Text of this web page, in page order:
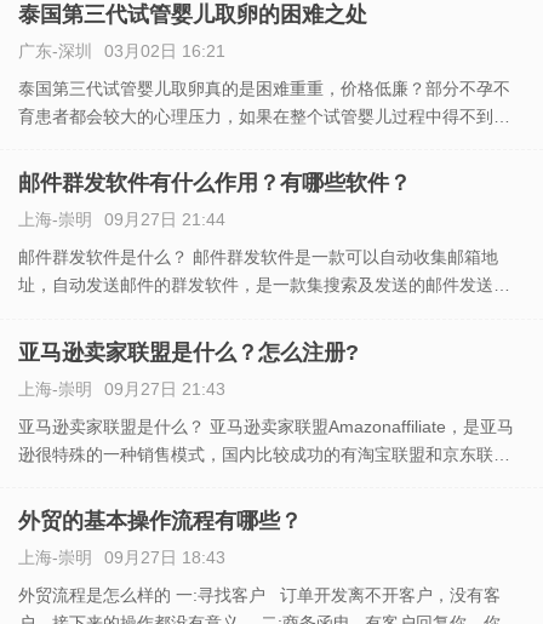
泰国第三代试管婴儿取卵的困难之处
广东-深圳
03月02日 16:21
泰国第三代试管婴儿取卵真的是困难重重，价格低廉？部分不孕不
育患者都会较大的心理压力，如果在整个试管婴儿过程中得不到家
区都不清楚，如果避过这些雷区成功的机会大有提高。泰国试管婴
儿是一个
邮件群发软件有什么作用？有哪些软件？
上海-崇明
09月27日 21:44
邮件群发软件是什么？ 邮件群发软件是一款可以自动收集邮箱地
址，自动发送邮件的群发软件，是一款集搜索及发送的邮件发送工
方式，2种方式适应不同使用人群及企业。群发邮件是指单个个人
亚马逊卖家联盟是什么？怎么注册?
上海-崇明
09月27日 21:43
亚马逊卖家联盟是什么？ 亚马逊卖家联盟Amazonaffiliate，是亚马
逊很特殊的一种销售模式，国内比较成功的有淘宝联盟和京东联
采用CPS的方式，也就是按照销售额付费的方式来
外贸的基本操作流程有哪些？
上海-崇明
09月27日 18:43
外贸流程是怎么样的 一:寻找客户 订单开发离不开客户，没有客